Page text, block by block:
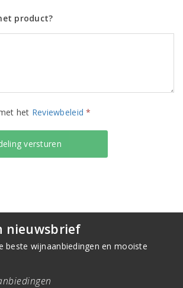
product?
het Reviewbeleid *
nieuwsbrief
beste wijnaanbiedingen en mooiste